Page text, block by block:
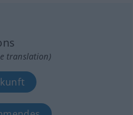
translation)